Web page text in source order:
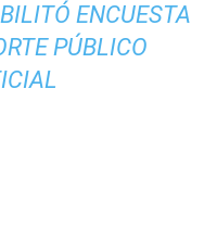
ENCUESTA
PÚBLICO